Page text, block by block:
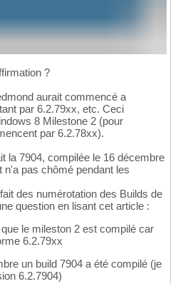
?
aurait commencé a
par 6.2.79xx, etc. Ceci
8 Milestone 2 (pour
par 6.2.78xx).
la 7904, compilée le 16 décembre
pas chômé pendant les
des numérotation des Builds de
question en lisant cet article :
le mileston 2 est compilé car
6.2.79xx
un build 7904 a été compilé (je
6.2.7904)